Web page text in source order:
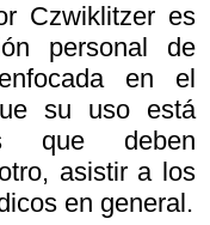
Czwiklitzer es
personal de
en el
su uso está
que deben
asistir a los
en general.